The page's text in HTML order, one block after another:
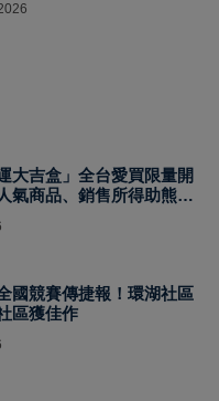
大吉盒」全台愛買限量開
商品、銷售所得助熊本
國競賽傳捷報！環湖社區
區獲佳作